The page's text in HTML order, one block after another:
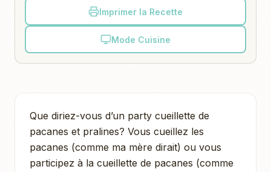
Imprimer la Recette
Mode Cuisine
Que diriez-vous d’un party cueillette de
pacanes et pralines? Vous cueillez les
pacanes (comme ma mère dirait) ou vous
participez à la cueillette de pacanes (comme